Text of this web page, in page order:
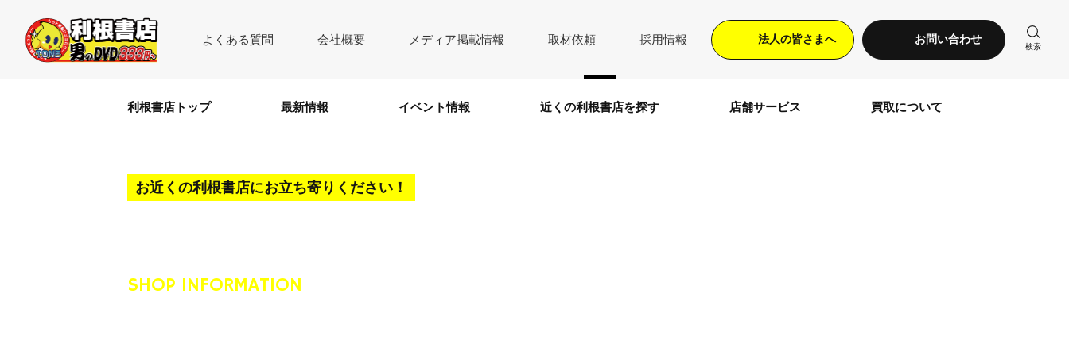
よくある質問 会社概要 メディア掲載情報 取材依頼 採用情報 法人の皆さまへ お問い合わせ
検索
利根書店トップ 最新情報 イベント情報 近くの利根書店を探す 店舗サービス 買取について
お近くの利根書店にお立ち寄りください！
SHOP INFORMATION